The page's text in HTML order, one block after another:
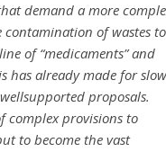
demand a more
of wastes to
of “medicaments” and
has already made for slow
proposals.
complex provisions to
to become the vast